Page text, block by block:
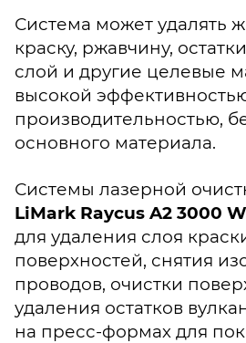
Система может удалять
краску, ржавчину,
слой и другие целевые
высокой
производительностью,
основного материала.
Системы лазерной
LiMark Raycus A2 3000 W
для удаления слоя
поверхностей, снятия
проводов, очистки
удаления остатков
на пресс-формах для